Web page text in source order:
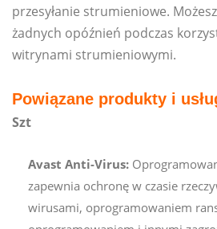
przesyłanie strumieniowe.
żadnych opóźnień podczas
witrynami strumieniowymi.
Powiązane produkty i
Szt
Avast Anti-Virus:
zapewnia ochronę w czasie
wirusami, oprogramowaniem